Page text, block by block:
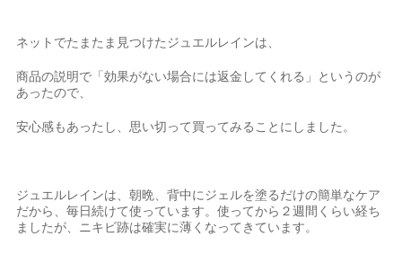
ネットでたまたま見つけたジュエルレインは、
商品の説明で「効果がない場合には返金してくれる」というのが
あったので、
安心感もあったし、思い切って買ってみることにしました。
ジュエルレインは、朝晩、背中にジェルを塗るだけの簡単なケア
だから、毎日続けて使っています。使ってから２週間くらい経ち
ましたが、ニキビ跡は確実に薄くなってきています。